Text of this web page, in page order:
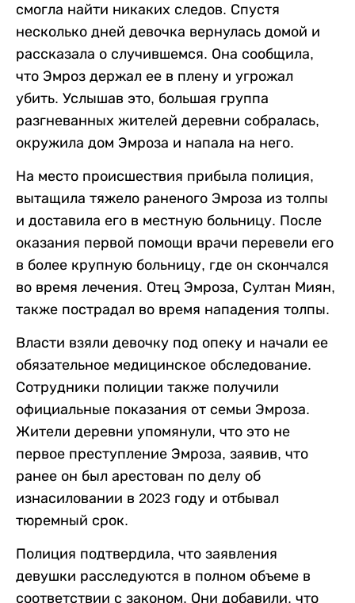
смогла найти никаких следов. Спустя
несколько дней девочка вернулась домой и
рассказала о случившемся. Она сообщила,
что Эмроз держал ее в плену и угрожал
убить. Услышав это, большая группа
разгневанных жителей деревни собралась,
окружила дом Эмроза и напала на него.
На место происшествия прибыла полиция,
вытащила тяжело раненого Эмроза из толпы
и доставила его в местную больницу. После
оказания первой помощи врачи перевели его
в более крупную больницу, где он скончался
во время лечения. Отец Эмроза, Султан Миян,
также пострадал во время нападения толпы.
Власти взяли девочку под опеку и начали ее
обязательное медицинское обследование.
Сотрудники полиции также получили
официальные показания от семьи Эмроза.
Жители деревни упомянули, что это не
первое преступление Эмроза, заявив, что
ранее он был арестован по делу об
изнасиловании в 2023 году и отбывал
тюремный срок.
Полиция подтвердила, что заявления
девушки расследуются в полном объеме в
соответствии с законом. Они добавили, что